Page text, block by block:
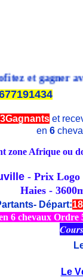
avec le
et
en 6
zone Afrique ou
- Prix Logo
Haies -
Départ:18
6 chevaux Ordre
Le